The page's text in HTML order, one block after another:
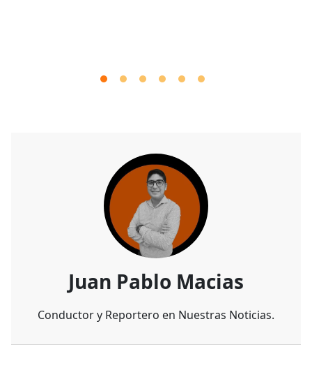
Juan Pablo Macias
Conductor y Reportero en Nuestras Noticias.